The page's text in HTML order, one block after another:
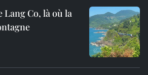
Lang Co, là où la